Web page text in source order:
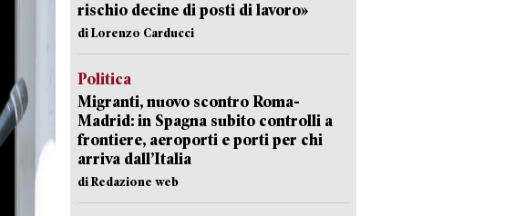
rischio decine di posti di lavoro»
di Lorenzo Carducci
Politica
Migranti, nuovo scontro Roma-
Madrid: in Spagna subito controlli a
frontiere, aeroporti e porti per chi
arriva dall’Italia
di Redazione web